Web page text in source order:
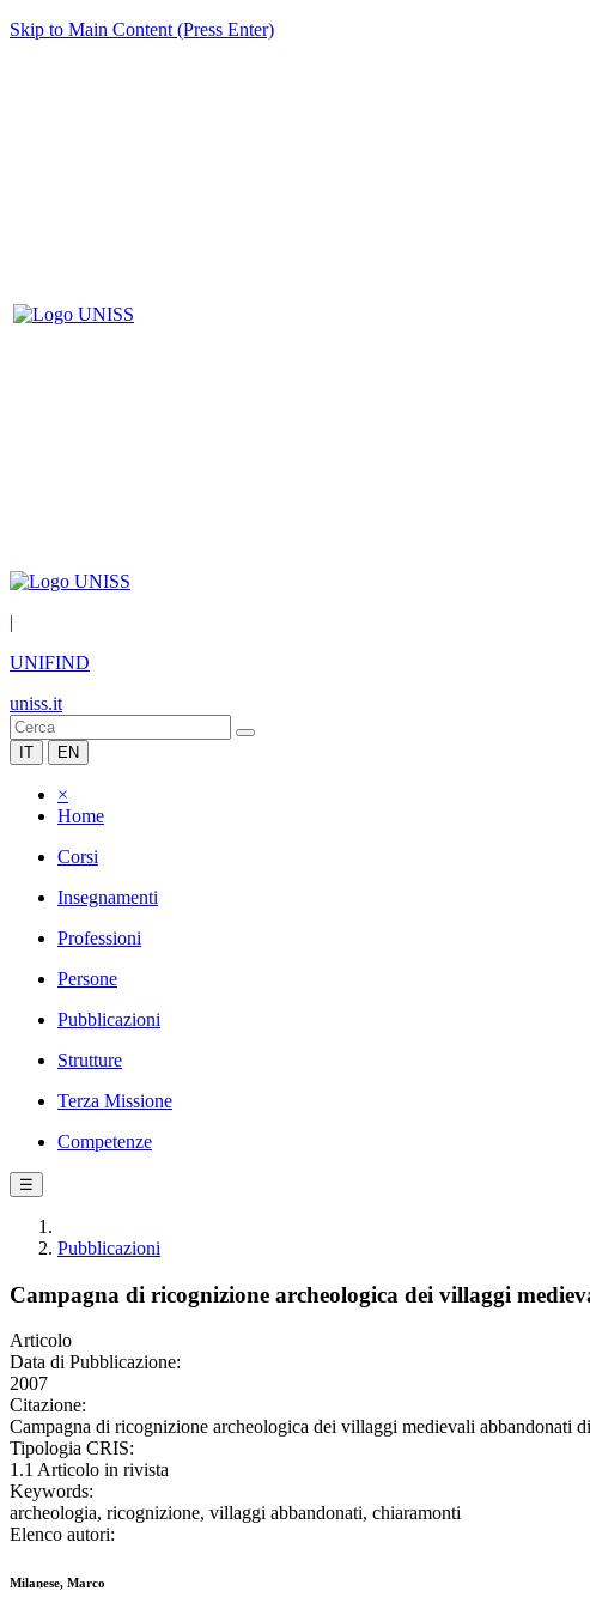
Skip to Main Content (Press Enter)
|
UNIFIND
uniss.it
IT EN
×
Home
Corsi
Insegnamenti
Professioni
Persone
Pubblicazioni
Strutture
Terza Missione
Competenze
☰
Pubblicazioni
Campagna di ricognizione archeologica dei villaggi
Articolo
Data di Pubblicazione:
2007
Citazione:
Campagna di ricognizione archeologica dei villaggi medievali
Tipologia CRIS:
1.1 Articolo in rivista
Keywords:
archeologia, ricognizione, villaggi abbandonati, chiaramonti
Elenco autori:
Milanese, Marco